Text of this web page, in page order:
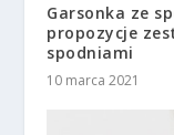
Garsonka ze
propozycje
spodniami
10 marca 2021